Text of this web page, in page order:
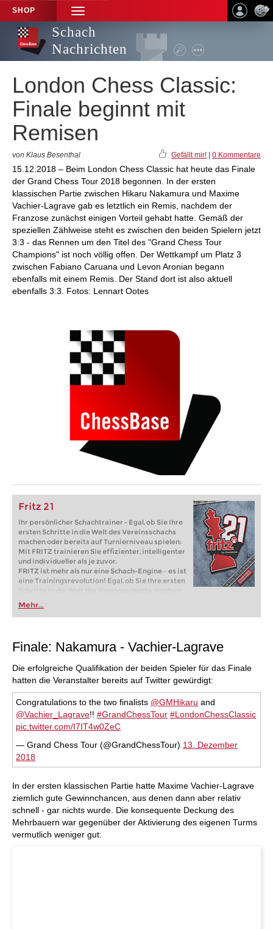
SHOP
TOGGLE
NAVIGATION
Schach
Nachrichten
London Chess Classic:
Finale beginnt mit
Remisen
von Klaus Besenthal Gefällt mir! 0 Kommentare
15.12.2018 – Beim London Chess Classic hat heute das Finale
der Grand Chess Tour 2018 begonnen. In der ersten
klassischen Partie zwischen Hikaru Nakamura und Maxime
Vachier-Lagrave gab es letztlich ein Remis, nachdem der
Franzose zunächst einigen Vorteil gehabt hatte. Gemäß der
speziellen Zählweise steht es zwischen den beiden Spielern jetzt
3:3 - das Rennen um den Titel des "Grand Chess Tour
Champions" ist noch völlig offen. Der Wettkampf um Platz 3
zwischen Fabiano Caruana und Levon Aronian begann
ebenfalls mit einem Remis. Der Stand dort ist also aktuell
ebenfalls 3:3. Fotos: Lennart Ootes
Fritz 21
Ihr persönlicher Schachtrainer - Egal, ob Sie Ihre
ersten Schritte in die Welt des Vereinsschachs
machen oder bereits auf Turnierniveau spielen:
Mit FRITZ trainieren Sie effizienter, intelligenter
und individueller als je zuvor.
FRITZ ist mehr als nur eine Schach-Engine – es ist
eine Trainingsrevolution! Egal, ob Sie Ihre ersten
Schritte in die Welt des Vereinsschachs machen
oder bereits auf Turnierniveau spielen: Mit
FRITZ trainieren Sie effizienter, intelligenter und
individueller als je zuvor.
Mehr...
Finale: Nakamura - Vachier-Lagrave
Die erfolgreiche Qualifikation der beiden Spieler für das Finale
hatten die Veranstalter bereits auf Twitter gewürdigt:
Congratulations to the two finalists @GMHikaru and
@Vachier_Lagrave!!#GrandChessTour #LondonChessClassic
pic.twitter.com/I7IT4w0ZeC
— Grand Chess Tour (@GrandChessTour) 13. Dezember
2018
In der ersten klassischen Partie hatte Maxime Vachier-Lagrave
ziemlich gute Gewinnchancen, aus denen dann aber relativ
schnell - gar nichts wurde. Die konsequente Deckung des
Mehrbauern war gegenüber der Aktivierung des eigenen Turms
vermutlich weniger gut: